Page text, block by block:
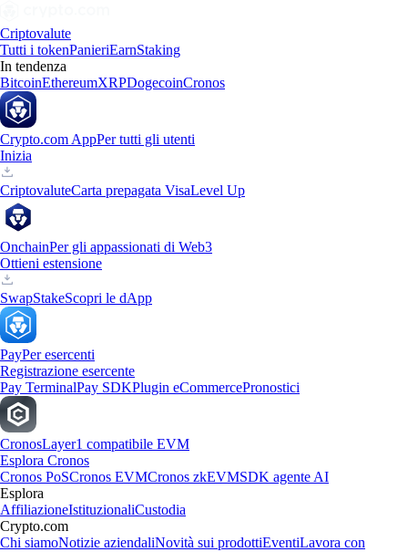
Criptovalute
Tutti i tokenPanieriEarnStaking
In tendenza
BitcoinEthereumXRPDogecoinCronos
Crypto.com AppPer tutti gli utenti
Inizia
CriptovaluteCarta prepagata VisaLevel Up
OnchainPer gli appassionati di Web3
Ottieni estensione
SwapStakeScopri le dApp
PayPer esercenti
Registrazione esercente
Pay TerminalPay SDKPlugin eCommercePronostici
CronosLayer1 compatibile EVM
Esplora Cronos
Cronos PoSCronos EVMCronos zkEVMSDK agente AI
Esplora
AffiliazioneIstituzionaliCustodia
Crypto.com
Chi siamoNotizie aziendaliNovità sui prodottiEventiLavora con